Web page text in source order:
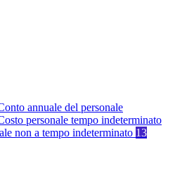
annuale del personale
personale tempo indeterminato
non a tempo indeterminato 13